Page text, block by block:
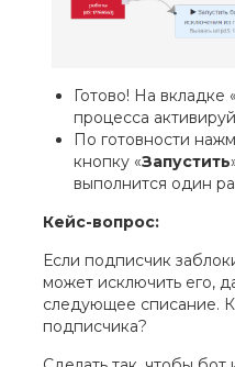
Готово! На
процесса
По готовности
кнопку «Запустить
выполнится один
Кейс-вопрос:
Если подписчик
может исключить его,
следующее списание.
подписчика?